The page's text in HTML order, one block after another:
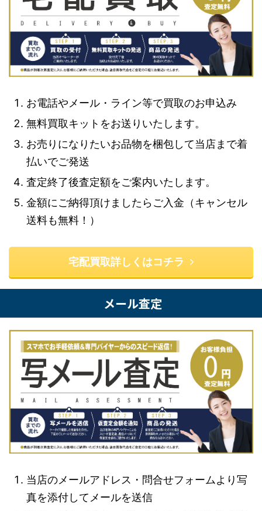
お電話やメール・ライン等で買取のお申込み
無料買取キットをお送りいたします。
お売りになりたいお品物を梱包して当店まで着
払いでご発送
査定終了後査定額をご案内いたします。
金額にご納得頂けましたらご入金（キャンセル
送料も無料！）
宅配買取詳しくはコチラ
メール査定
当店のメールアドレス・問合せフォームより写
真を添付してメールを送信